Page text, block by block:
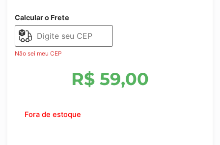
Calcular o Frete
Não sei meu CEP
R$ 59,00
Fora de estoque